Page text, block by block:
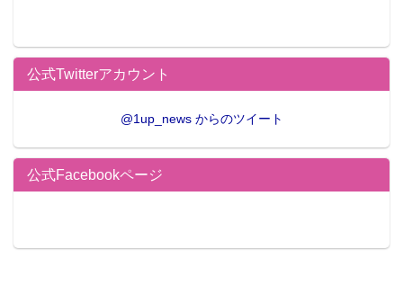
2021年 3 月には「日本プロ麻雀協会」のプロテストに
合格し、 プロ雀士としての活動を開始している。
■タイトル：長澤茉里奈写真集「合法。」
■発売日：2021年10月25日（月）
■体裁：A4判 ／角背上製 カバー帯付き 160ページ
公式Twitterアカウント
@1up_news からのツイート
公式Facebookページ